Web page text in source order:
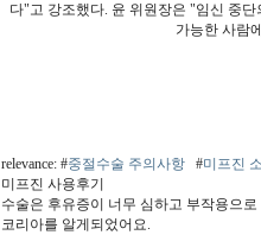
다"고 강조했다. 윤 위원장은 "임신 중
가능한 사람
relevance: #중절수술 주의사항 #미프진
미프진 사용후기
수술은 후유증이 너무 심하고 부작용으
코리아를 알게되었어요.